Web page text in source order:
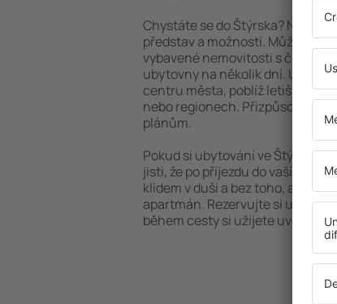
Chystáte se do Štýrska?
představ a možností. Můžete
vybavené nemovitosti s četnými
ubytovny na několik dní.
centru města, poblíž letiště i v
nebo regionech. Přizpůsobte
plánům.
Pokud si ubytování ve Štýrsku
jisti, že po příjezdu do vaší
klidem v duši a bez toho, abyste
apartmán. Rezervujte si
během cesty si užijete